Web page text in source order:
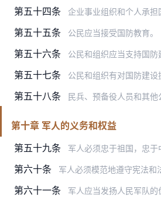
第五十四条 企业事业组织和个人承担国防科研生产任务或者接受军事采购，应当
第五十五条 公民应当接受国防教育。
第五十六条 公民和组织应当支持国防建设，为武装力量的军事训练、战备勤务、
第五十七条 公民和组织有对国防建设提出建议的权利，有对
第五十八条 民兵、预备役人员和其他公民依法参加军事训练，担负战备勤务、防卫作战、非战争军事行动
第十章 军人的义务和权益
第五十九条
军人必须忠于祖国，忠于中国共产党，履行职责，英
第六十条 军人必须模范地遵守宪法和法律，遵守军
第六十一条 军人应当发扬人民军队的优良传统，热爱人民，保护人民，